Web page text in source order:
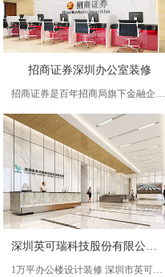
招商证券深圳办公室装修
招商证券是百年招商局旗下金融企业，经过二十五年创业发展，各项业务和综合实力均进入国内十强，招商证券是中国证券交易所第一批会员、第一批经核准的综合类券商、第一批主承销商、全国银行间同业拆借市场第一批成员以及第一批具有自营、网上交易和资产管
深圳英可瑞科技股份有限公司 1万平办公楼设计装修
1万平办公楼设计装修 深圳市英可瑞科技股份有限公司装修工程 10962平方